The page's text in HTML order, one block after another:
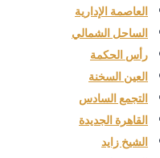
العاصمة الإدارية
الساحل الشمالي
رأس الحكمة
العين السخنة
التجمع السادس
القاهرة الجديدة
الشيخ زايد